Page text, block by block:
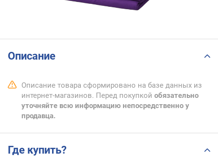
Описание
Описание товара сформировано на базе данных из
интернет-магазинов. Перед покупкой обязательно
уточняйте всю информацию непосредственно у
продавца.
Где купить?